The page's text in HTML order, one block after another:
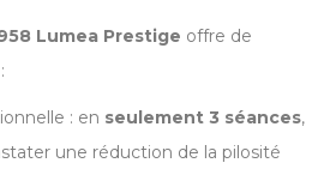
Lumea Prestige offre de
: en seulement 3 séances,
une réduction de la pilosité